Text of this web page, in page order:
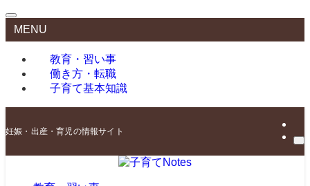
MENU
教育・習い事
働き方・転職
子育て基本知識
妊娠・出産・育児の情報サイト